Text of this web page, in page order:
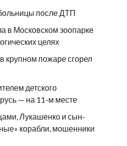
после ДТП
в Московском зоопарке
целях
крупном пожаре сгорел
детского
— на 11-м месте
Лукашенко и сын-
корабли, мошенники